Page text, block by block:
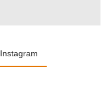
Instagram